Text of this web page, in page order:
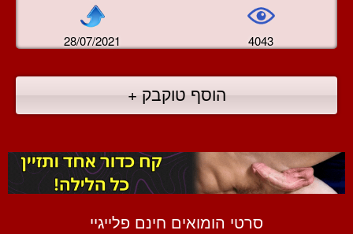
28/07/2021 4043
הוסף טוקבק +
סרטי הומואים חינם פלייגיי